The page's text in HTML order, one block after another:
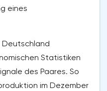
eines
Deutschland
Statistiken
des Paares. So
im Dezember